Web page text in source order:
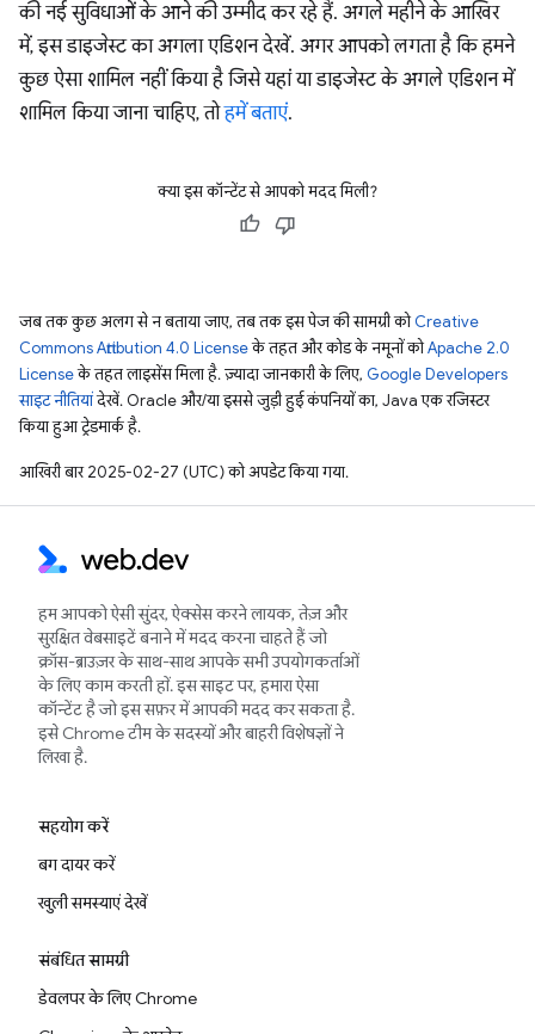
की नई सुविधाओं के आने की उम्मीद कर रहे हैं. अगले महीने के आखिर
में, इस डाइजेस्ट का अगला एडिशन देखें. अगर आपको लगता है कि हमने
कुछ ऐसा शामिल नहीं किया है जिसे यहां या डाइजेस्ट के अगले एडिशन में
शामिल किया जाना चाहिए, तोहमें बताएं.
क्या इस कॉन्टेंट से आपको मदद मिली?
जब तक कुछ अलग से न बताया जाए, तब तक इस पेज की सामग्री कोCreative
Commons Attribution 4.0 Licenseके तहत और कोड के नमूनों कोApache 2.0
Licenseके तहत लाइसेंस मिला है. ज़्यादा जानकारी के लिए, Google Developers
साइट नीतियांदेखें. Oracle और/या इससे जुड़ी हुई कंपनियों का, Java एक रजिस्टर
किया हुआ ट्रेडमार्क है.
आखिरी बार 2025-02-27 (UTC) को अपडेट किया गया.
हम आपको ऐसी सुंदर, ऐक्सेस करने लायक, तेज़ और
सुरक्षित वेबसाइटें बनाने में मदद करना चाहते हैं जो
क्रॉस-ब्राउज़र के साथ-साथ आपके सभी उपयोगकर्ताओं
के लिए काम करती हों. इस साइट पर, हमारा ऐसा
कॉन्टेंट है जो इस सफ़र में आपकी मदद कर सकता है.
इसे Chrome टीम के सदस्यों और बाहरी विशेषज्ञों ने
लिखा है.
सहयोग करें
बग दायर करें
खुली समस्याएं देखें
संबंधित सामग्री
डेवलपर के लिए Chrome